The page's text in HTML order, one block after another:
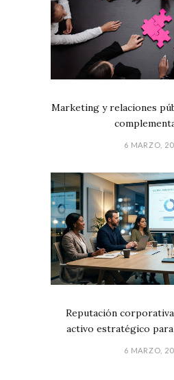
Marketing y relaciones
6 MARZO,
Reputación
activo estratégico para
6 MARZO,